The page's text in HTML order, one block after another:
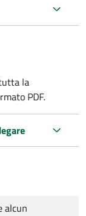
la
PDF.
alcun